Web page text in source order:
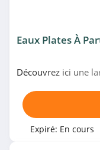
Eaux Plates À
Découvrez ici une
Expiré: En cours